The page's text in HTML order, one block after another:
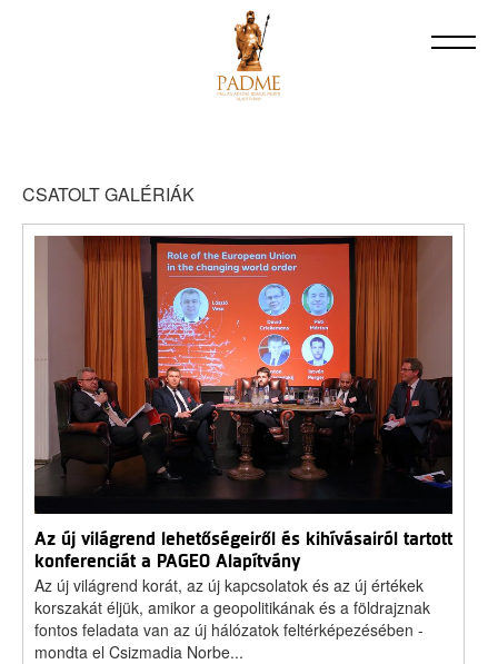
CSATOLT GALÉRIÁK
Az új világrend lehetőségeiről és kihívásairól tartott
konferenciát a PAGEO Alapítvány
Az új világrend korát, az új kapcsolatok és az új értékek
korszakát éljük, amikor a geopolitikának és a földrajznak
fontos feladata van az új hálózatok feltérképezésében -
mondta el Csizmadia Norbe...